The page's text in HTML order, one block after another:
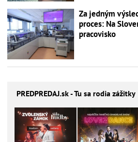
Za jedným
proces: Na
pracovisko
PREDPREDAJ.sk - Tu sa rodia zážitky